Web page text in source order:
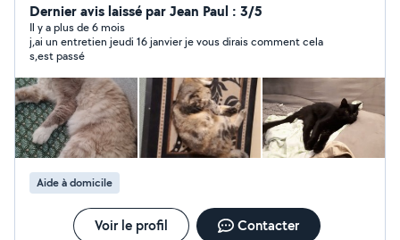
SITTING.Patiente et à l'écoute, j'aime le contact et les
relations humaines et avec nos amis chats(présence
d'une heure minimum pour câlins, jeux, nourriture et
hygiène). Je me déplace facilement, en tram, bus ou
vélo. A bientôt!
Dernier avis laissé par Jean Paul : 3/5
Il y a plus de 6 mois
j,ai un entretien jeudi 16 janvier je vous dirais comment cela
s,est passé
Aide à domicile
Voir le profil Contacter